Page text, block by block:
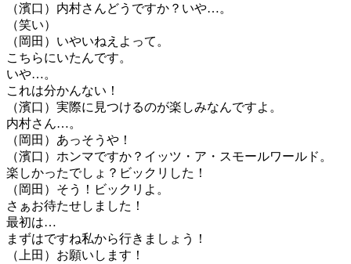
（濱口）内村さんどうですか？いや…。
（笑い）
（岡田）いやいねえよって。
こちらにいたんです。
いや…。
これは分かんない！
（濱口）実際に見つけるのが楽しみなんですよ。
内村さん…。
（岡田）あっそうや！
（濱口）ホンマですか？イッツ・ア・スモールワールド。
楽しかったでしょ？ビックリした！
（岡田）そう！ビックリよ。
さぁお待たせしました！
最初は…
まずはですね私から行きましょう！
（上田）お願いします！